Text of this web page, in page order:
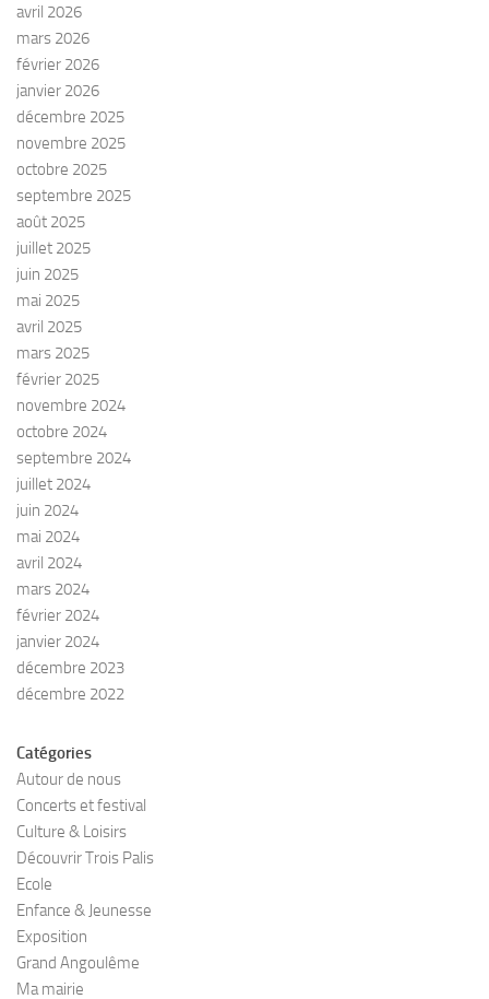
avril 2026
mars 2026
février 2026
janvier 2026
décembre 2025
novembre 2025
octobre 2025
septembre 2025
août 2025
juillet 2025
juin 2025
mai 2025
avril 2025
mars 2025
février 2025
novembre 2024
octobre 2024
septembre 2024
juillet 2024
juin 2024
mai 2024
avril 2024
mars 2024
février 2024
janvier 2024
décembre 2023
décembre 2022
Catégories
Autour de nous
Concerts et festival
Culture & Loisirs
Découvrir Trois Palis
Ecole
Enfance & Jeunesse
Exposition
Grand Angoulême
Ma mairie